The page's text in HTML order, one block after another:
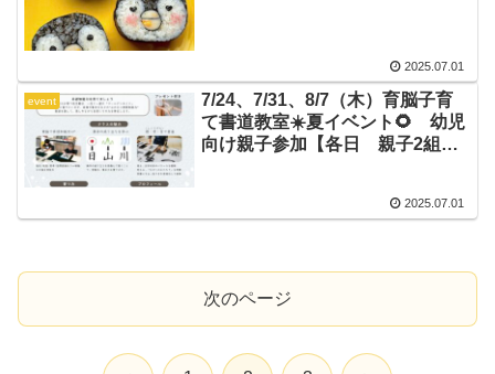
2025.07.01
event
7/24、7/31、8/7（木）育脳子育
て書道教室☀️夏イベント🌻 幼児
向け親子参加【各日 親子2組限
2025.07.01
次のページ